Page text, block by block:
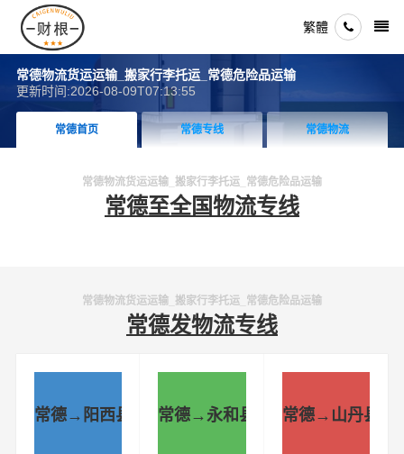
繁體
常德物流货运运输_搬家行李托运_常德危险品运输
更新时间:2026-08-09T07:13:55
常德首页 常德专线 常德物流
常德物流货运运输_搬家行李托运_常德危险品运输
常德至全国物流专线
常德物流货运运输_搬家行李托运_常德危险品运输
常德发物流专线
常德→阳西县 常德→永和县 常德→山丹县